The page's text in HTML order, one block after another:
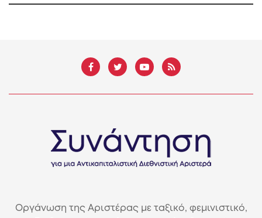
Οργάνωση της Αριστέρας με ταξικό, φεμινιστικό,